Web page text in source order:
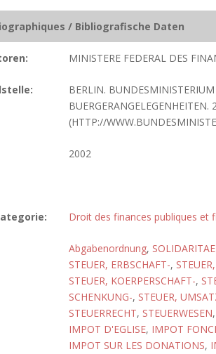
/ Bibliografische Daten
MINISTERE FEDERAL DES
BERLIN.
BUERGERANGELEGENHEITEN.
(HTTP://
2002
Droit des finances publiques et
Abgabenordnung,
STEUER, ERBSCHAFT-,
STEUER, KOERPERSCHAFT-,
SCHENKUNG-, STEUER,
STEUERRECHT, STEUERWESEN,
IMPOT D'EGLISE, IMPOT
IMPOT SUR LES DONATIONS,